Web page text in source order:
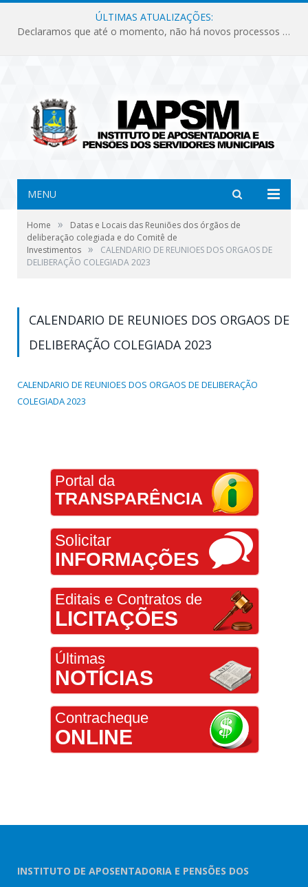
ÚLTIMAS ATUALIZAÇÕES:
Declaramos que até o momento, não há novos processos licitatórios para o Instituto de Previdência no ano de 2026.
MENU
Home »
Datas e Locais das Reuniões dos órgãos de
deliberação colegiada e do Comitê de
Investimentos »
CALENDARIO DE REUNIOES DOS ORGAOS DE
DELIBERAÇÃO COLEGIADA 2023
CALENDARIO DE REUNIOES DOS ORGAOS DE
DELIBERAÇÃO COLEGIADA 2023
CALENDARIO DE REUNIOES DOS ORGAOS DE DELIBERAÇÃO
COLEGIADA 2023
Portal da
TRANSPARÊNCIA
Solicitar
INFORMAÇÕES
Editais e Contratos de
LICITAÇÕES
Últimas
NOTÍCIAS
Contracheque
ONLINE
INSTITUTO DE APOSENTADORIA E PENSÕES DOS